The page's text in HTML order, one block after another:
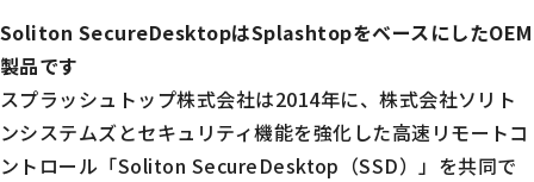
Soliton SecureDesktopはSplashtopをベースにしたOEM
製品です
スプラッシュトップ株式会社は2014年に、株式会社ソリト
ンシステムズとセキュリティ機能を強化した高速リモートコ
ントロール「Soliton SecureDesktop（SSD）」を共同で